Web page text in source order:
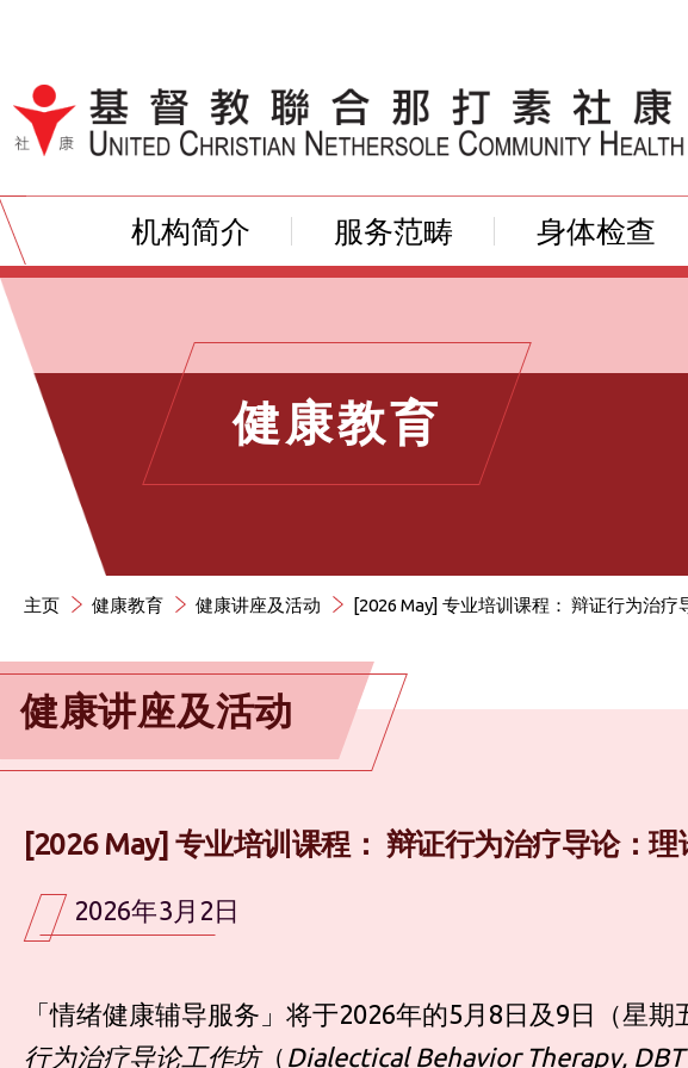
跳到内容（按输入键）
机构简介 服务范畴 身体检查
健康教育
主页 健康教育 健康讲座及活动 [2026 May] 专业培训课程： 辩证行为治
健康讲座及活动
[2026 May] 专业培训课程： 辩证行为治疗导论：
2026年3月2日
「情绪健康辅导服务」将于2026年的5月8日及9日（星期
行为治疗导论工作坊（ Dialectical Behavior Therapy, DBT